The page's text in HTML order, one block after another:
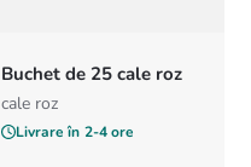
Buchet de 25 cale roz
cale roz
Livrare în 2-4 ore